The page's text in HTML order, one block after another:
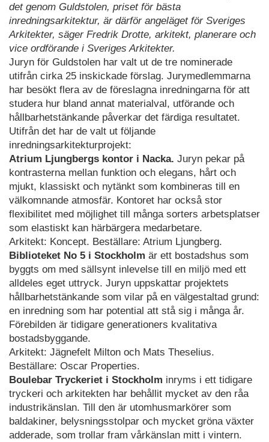
det genom Guldstolen, priset för bästa
inredningsarkitektur, är därför angeläget för Sveriges
Arkitekter, säger Fredrik Drotte, arkitekt, planerare och
vice ordförande i Sveriges Arkitekter.
Juryn för Guldstolen har valt ut de tre nominerade
utifrån cirka 25 inskickade förslag. Jurymedlemmarna
har besökt flera av de föreslagna inredningarna för att
studera hur bland annat materialval, utförande och
hållbarhetstänkande påverkar det färdiga resultatet.
Utifrån det har de valt ut följande
inredningsarkitekturprojekt:
Atrium Ljungbergs kontor i Nacka. Juryn pekar på
kontrasterna mellan funktion och elegans, hårt och
mjukt, klassiskt och nytänkt som kombineras till en
välkomnande atmosfär. Kontoret har också stor
flexibilitet med möjlighet till många sorters arbetsplatser
som elastiskt kan härbärgera medarbetare.
Arkitekt: Koncept. Beställare: Atrium Ljungberg.
Biblioteket No 5 i Stockholm är ett bostadshus som
byggts om med sällsynt inlevelse till en miljö med ett
alldeles eget uttryck. Juryn uppskattar projektets
hållbarhetstänkande som vilar på en välgestaltad grund:
en inredning som har potential att stå sig i många år.
Förebilden är tidigare generationers kvalitativa
bostadsbyggande.
Arkitekt: Jägnefelt Milton och Mats Theselius.
Beställare: Oscar Properties.
Boulebar Tryckeriet i Stockholm inryms i ett tidigare
tryckeri och arkitekten har behållit mycket av den råa
industrikänslan. Till den är utomhusmarkörer som
baldakiner, belysningsstolpar och mycket gröna växter
adderade, som trollar fram vårkänslan mitt i vintern.